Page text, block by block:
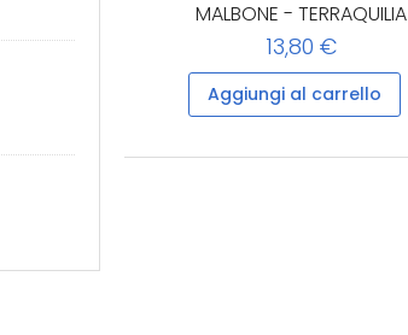
MALBONE - TERRAQUILIA
13,80 €
Aggiungi al carrello